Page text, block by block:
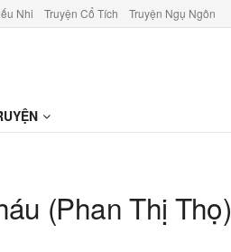
Nhi Truyện Cổ Tích Truyện Ngụ Ngôn
(Phan Thị Thọ)